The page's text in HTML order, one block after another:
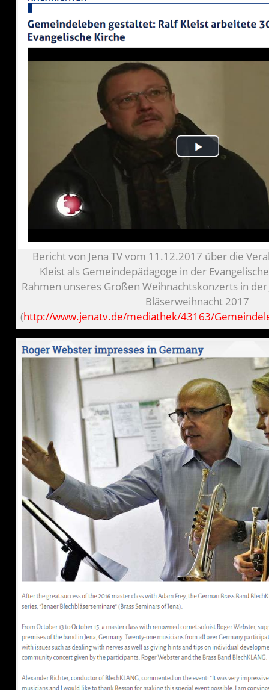
Bericht von Jena TV vom 11.12.2017 über die
Kleist als Gemeindepädagoge in der
Rahmen unseres Großen Weihnachtskonzerts in
Bläserweihnacht 2017
(http://www.jenatv.de/mediathek/43163/